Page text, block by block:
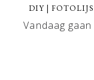
DIY |
Vandaag